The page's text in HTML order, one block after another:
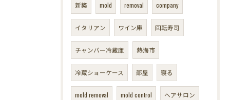
新築 mold removal company
イタリアン ワイン庫 回転寿司
チャンバー冷蔵庫 熱海市
冷蔵ショーケース 部屋 寝る
mold removal mold control ヘアサロン